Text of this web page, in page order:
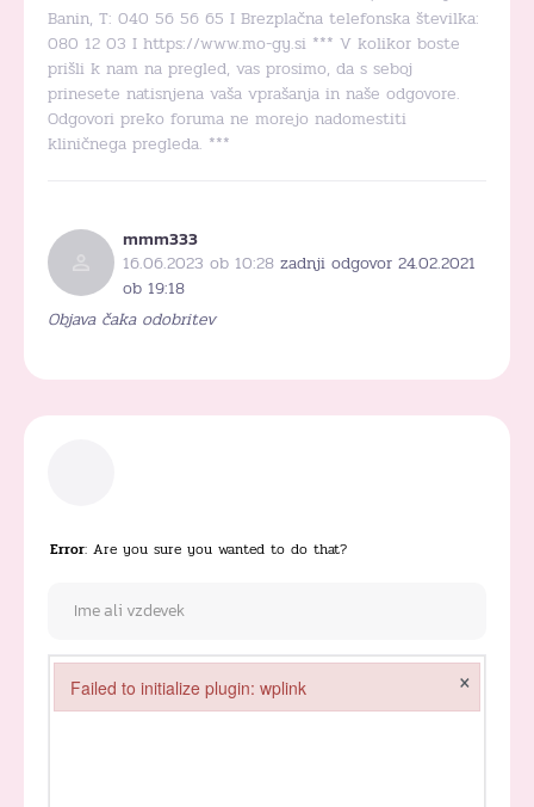
Banin, T: 040 56 56 65 I Brezplačna telefonska številka:
080 12 03 I https://www.mo-gy.si *** V kolikor boste
prišli k nam na pregled, vas prosimo, da s seboj
prinesete natisnjena vaša vprašanja in naše odgovore.
Odgovori preko foruma ne morejo nadomestiti
kliničnega pregleda. ***
mmm333
16.06.2023 ob 10:28 zadnji odgovor 24.02.2021
ob 19:18
Objava čaka odobritev
Error: Are you sure you wanted to do that?
Failed to initialize plugin: wplink ×
Failed to initialize plugin: wplink